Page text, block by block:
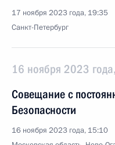
17 ноября 2023 года, 19:35
Санкт-Петербург
16 ноября 2023
Совещание с
Безопасности
16 ноября 2023 года, 15:10